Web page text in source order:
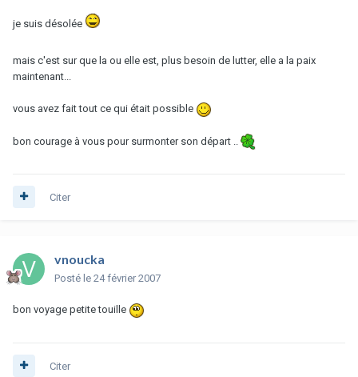
je suis désolée
mais c'est sur que la ou elle est, plus besoin de lutter, elle a la paix
maintenant...
vous avez fait tout ce qui était possible
bon courage à vous pour surmonter son départ ..
Citer
vnoucka
Posté le 24 février 2007
bon voyage petite touille
Citer